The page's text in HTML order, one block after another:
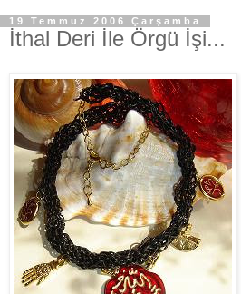
19 Temmuz 2006 Çarşamba
İthal Deri İle Örgü İşi...